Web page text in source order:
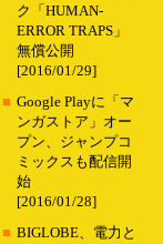
ク「HUMAN-
ERROR TRAPS」
無償公開
[2016/01/29]
■ Google Playに「マ
ンガストア」オー
プン、ジャンプコ
ミックスも配信開
始
[2016/01/28]
■ BIGLOBE、電力と